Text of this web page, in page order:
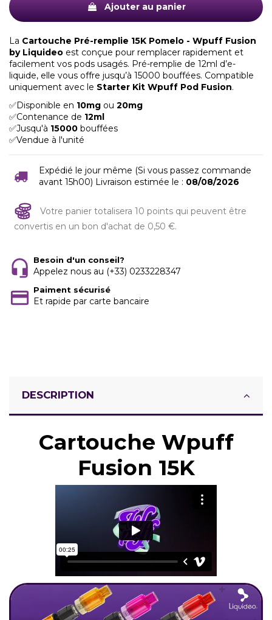
Ajouter au panier
La Cartouche Pré-remplie 15K Pomelo - Wpuff Fusion
by Liquideo est conçue pour remplacer rapidement et
facilement vos pods usagés. Pré-remplie de 12ml d’e-
liquide, elle vous offre jusqu’à 15000 bouffées. Compatible
uniquement avec le Starter Kit Wpuff Pod Fusion.
✅Disponible en 10mg ou 20mg
✅Contenance de 12ml
✅Jusqu'à 15000 bouffées
✅Vendue à l'unité
Expédié le jour même (Si vous passez commande
avant 15h00) Livraison estimée le : 08/08/2026
Votre panier totalisera 10 points qui peuvent être
convertis en un bon d'achat de 0,50 €.
Besoin d'un conseil?
Appelez nous au (+33) 0233228347
Paiment sécurisé
Et rapide par carte bancaire
DESCRIPTION
Cartouche Wpuff
Fusion 15K